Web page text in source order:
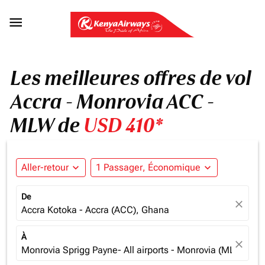

Les meilleures offres de vol
Accra - Monrovia ACC -
MLW deUSD 410*
Aller-retour expand_more 1 Passager, Économique expand_more
De
Accra Kotoka - Accra (ACC), Ghana close
À
Monrovia Sprigg Payne- All airports - Monrovia (MLW),
close